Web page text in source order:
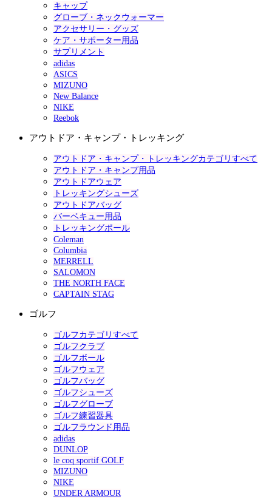
キャップ
グローブ・ネックウォーマー
アクセサリー・グッズ
ケア・サポーター用品
サプリメント
adidas
ASICS
MIZUNO
New Balance
NIKE
Reebok
アウトドア・キャンプ・トレッキング
アウトドア・キャンプ・トレッキングカテゴリすべて
アウトドア・キャンプ用品
アウトドアウェア
トレッキングシューズ
アウトドアバッグ
バーベキュー用品
トレッキングポール
Coleman
Columbia
MERRELL
SALOMON
THE NORTH FACE
CAPTAIN STAG
ゴルフ
ゴルフカテゴリすべて
ゴルフクラブ
ゴルフボール
ゴルフウェア
ゴルフバッグ
ゴルフシューズ
ゴルフグローブ
ゴルフ練習器具
ゴルフラウンド用品
adidas
DUNLOP
le coq sportif GOLF
MIZUNO
NIKE
UNDER ARMOUR